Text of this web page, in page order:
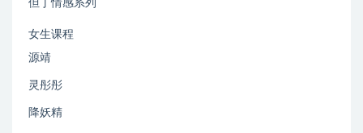
但丁情感系列
女生课程
源靖
灵彤彤
降妖精